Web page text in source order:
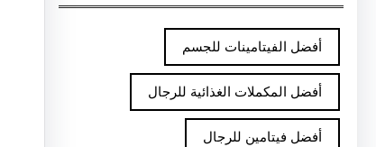
أفضل الفيتامينات للجسم
أفضل المكملات الغذائية للرجال
أفضل فيتامين للرجال